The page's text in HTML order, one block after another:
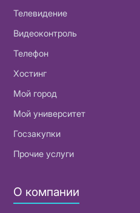
Телевидение
Видеоконтроль
Телефон
Хостинг
Мой город
Мой университет
Госзакупки
Прочие услуги
О компании